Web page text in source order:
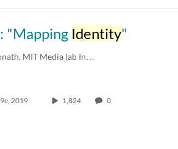
"Mapping Identity"
MIT Media lab In…
2019 1,824 0